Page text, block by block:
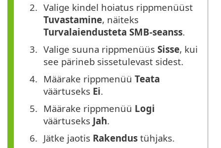
Valige kindel hoiatus rippmenüüst
Tuvastamine, näiteks
Turvalaiendusteta SMB-seanss.
Valige suuna rippmenüüs Sisse, kui
see pärineb sissetulevast sidest.
Määrake rippmenüü Teata
väärtuseks Ei.
Määrake rippmenüü Logi
väärtuseks Jah.
Jätke jaotis Rakendus tühjaks.